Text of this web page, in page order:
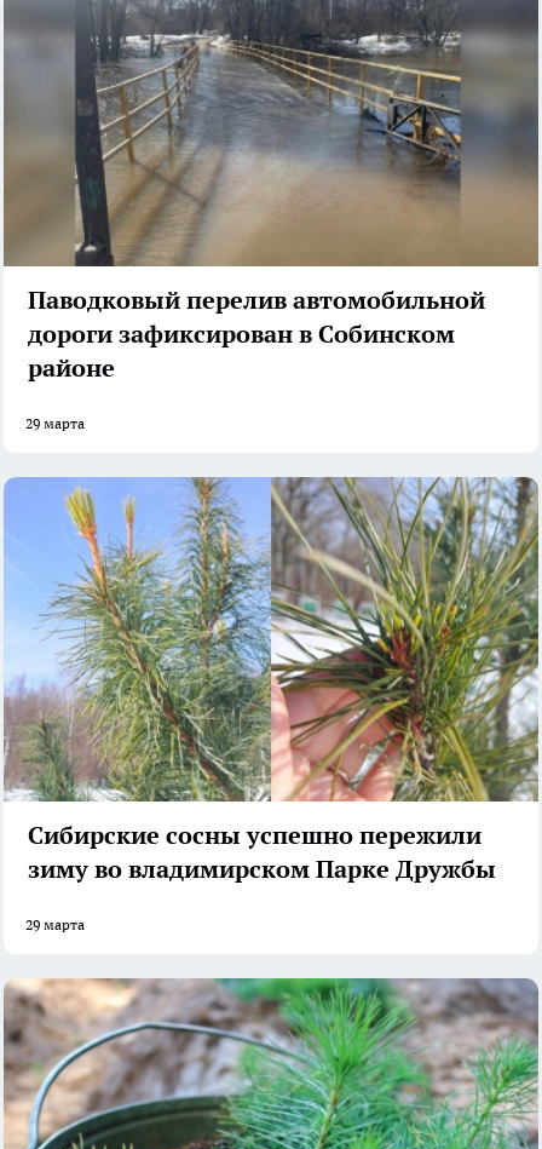
Паводковый перелив автомобильной
дороги зафиксирован в Собинском
районе
29 марта
Сибирские сосны успешно пережили
зиму во владимирском Парке Дружбы
29 марта